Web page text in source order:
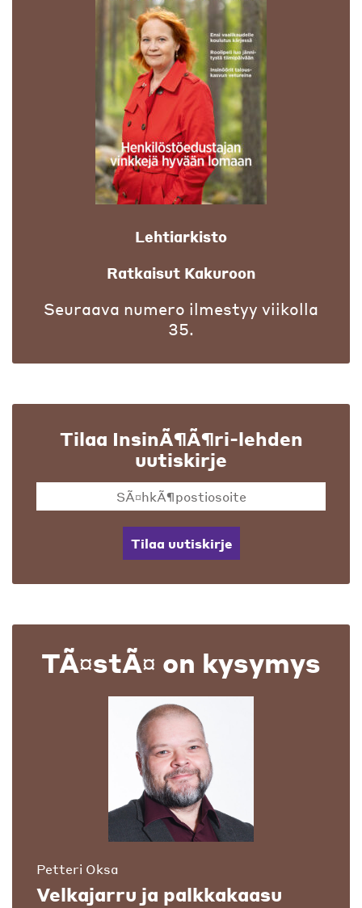
Lehtiarkisto
Ratkaisut Kakuroon
Seuraava numero ilmestyy viikolla
35.
Tilaa InsinÃ¶Ã¶ri-lehden
uutiskirje
Tilaa uutiskirje
TÃ¤stÃ¤ on kysymys
Petteri Oksa
Velkajarru ja palkkakaasu